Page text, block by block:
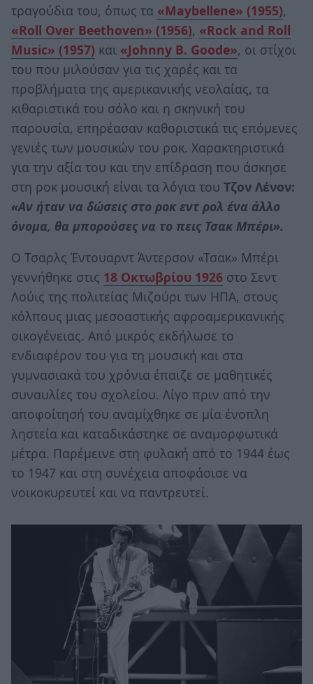
τραγούδια του, όπως τα «Maybellene» (1955),
«Roll Over Beethoven» (1956), «Rock and Roll
Music» (1957) και «Johnny B. Goode», οι στίχοι
του που μιλούσαν για τις χαρές και τα
προβλήματα της αμερικανικής νεολαίας, τα
κιθαριστικά του σόλο και η σκηνική του
παρουσία, επηρέασαν καθοριστικά τις επόμενες
γενιές των μουσικών του ροκ. Χαρακτηριστικά
για την αξία του και την επίδραση που άσκησε
στη ροκ μουσική είναι τα λόγια του Τζον Λένον:
«Αν ήταν να δώσεις στο ροκ εντ ρολ ένα άλλο
όνομα, θα μπορούσες να το πεις Τσακ Μπέρι».
Ο Τσαρλς Έντουαρντ Άντερσον «Τσακ» Μπέρι
γεννήθηκε στις 18 Οκτωβρίου 1926 στο Σεντ
Λούις της πολιτείας Μιζούρι των ΗΠΑ, στους
κόλπους μιας μεσοαστικής αφροαμερικανικής
οικογένειας. Από μικρός εκδήλωσε το
ενδιαφέρον του για τη μουσική και στα
γυμνασιακά του χρόνια έπαιζε σε μαθητικές
συναυλίες του σχολείου. Λίγο πριν από την
αποφοίτησή του αναμίχθηκε σε μία ένοπλη
ληστεία και καταδικάστηκε σε αναμορφωτικά
μέτρα. Παρέμεινε στη φυλακή από το 1944 έως
το 1947 και στη συνέχεια αποφάσισε να
νοικοκυρευτεί και να παντρευτεί.